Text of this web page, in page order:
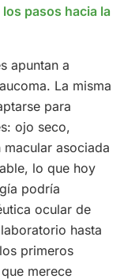
pasos hacia la
apuntan a
La misma
para
ojo seco,
asociada
lo que hoy
podría
ocular de
hasta
primeros
merece